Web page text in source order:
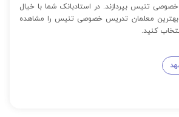
تنیس بپردازند. در استادبانک شما با خیال
بهترین معلمان تدریس خصوصی تنیس را مشاهده
کنید.